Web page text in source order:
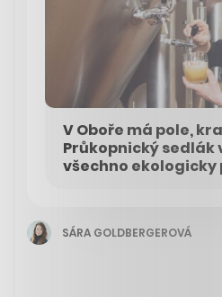
V Oboře má pole,
Průkopnický sedlák
všechno
SÁRA GOLDBERGEROVÁ